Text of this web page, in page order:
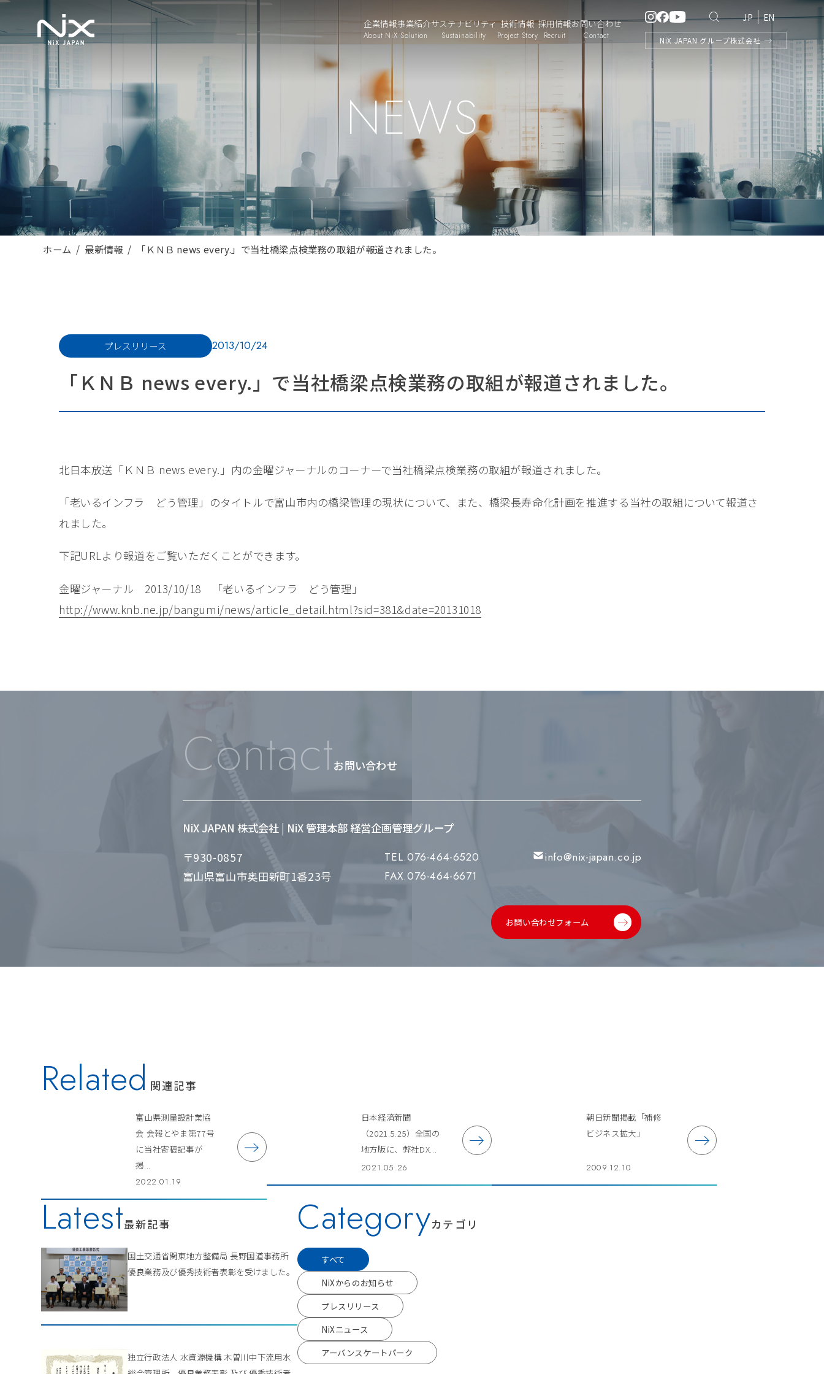
企業情報
About NiX
事業紹介
Solution
サステナビリティ
Sustainability
技術情報
Project Story
採用情報
Recruit
お問い合わせ
Contact
EN
JP
NiX JAPAN グループ株式会社
NEWS
ホーム 最新情報 「ＫＮＢ news every.」で当社橋梁点検業務の取組が報道されました。
プレスリリース 2013/10/24
「ＫＮＢ news every.」で当社橋梁点検業務の取組が報道されました。
北日本放送「ＫＮＢ news every.」内の金曜ジャーナルのコーナーで当社橋梁点検業務の取組が報道されました。
「老いるインフラ どう管理」のタイトルで富山市内の橋梁管理の現状について、また、橋梁長寿命化計画を推進する当社の取組について報道さ
れました。
下記URLより報道をご覧いただくことができます。
金曜ジャーナル 2013/10/18 「老いるインフラ どう管理」
http://www.knb.ne.jp/bangumi/news/article_detail.html?sid=381&date=20131018
Contactお問い合わせ
NiX JAPAN 株式会社 | NiX 管理本部 経営企画管理グループ
〒930-0857
富山県富山市奥田新町1番23号
TEL.076-464-6520
FAX.076-464-6671
info@nix-japan.co.jp
お問い合わせフォーム
Related 関連記事
富山県測量設計業協
会 会報とやま第77号
に当社寄稿記事が
掲...
2022.01.19
日本経済新聞
（2021.5.25）全国の
地方版に、弊社DX...
2021.05.26
朝日新聞掲載「補修
ビジネス拡大」
2009.12.10
Latest最新記事
国土交通省関東地方整備局 長野国道事務所
優良業務及び優秀技術者表彰を受けました。
独立行政法人 水資源機構 木曽川中下流用水
Categoryカテゴリ
すべて
NiXからのお知らせ
プレスリリース
NiXニュース
アーバンスケートパーク